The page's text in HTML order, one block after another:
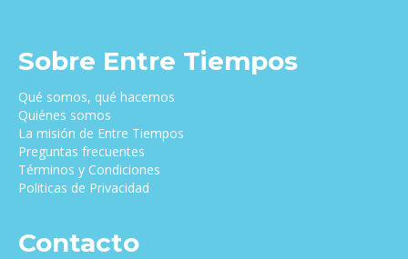
Sobre Entre Tiempos
Qué somos, qué hacemos
Quiénes somos
La misión de Entre Tiempos
Preguntas frecuentes
Términos y Condiciones
Politicas de Privacidad
Contacto